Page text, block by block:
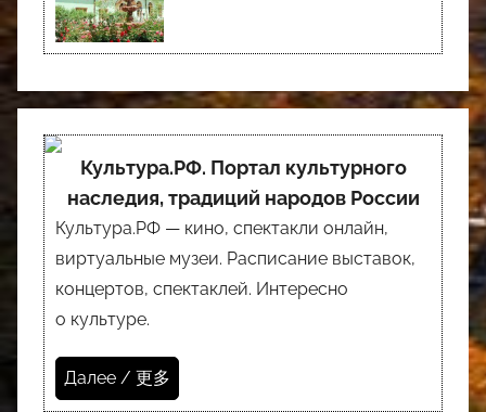
Культура.РФ. Портал культурного
наследия, традиций народов России
Культура.РФ — кино, спектакли онлайн,
виртуальные музеи. Расписание выставок,
концертов, спектаклей. Интересно
о культуре.
Далее / 更多